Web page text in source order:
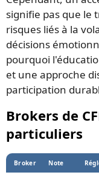
signifie pas que le
risques liés à la
décisions
pourquoi
et une approche
participation
Brokers de
particuliers
Broker Note